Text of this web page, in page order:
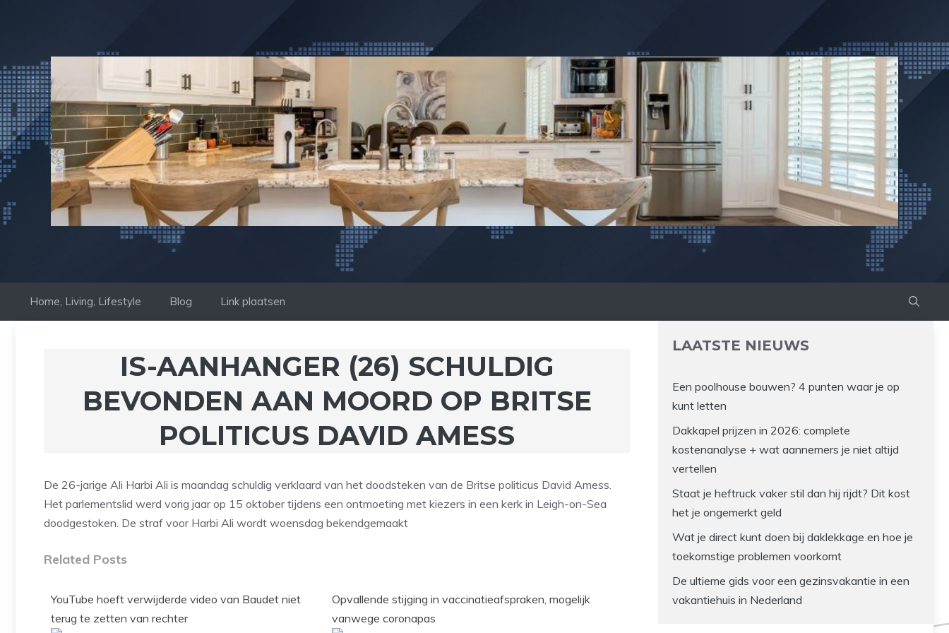
inhoud
Home, Living, Lifestyle Blog Link plaatsen
IS-AANHANGER (26) SCHULDIG
BEVONDEN AAN MOORD OP BRITSE
POLITICUS DAVID AMESS
De 26-jarige Ali Harbi Ali is maandag schuldig verklaard van het doodsteken van de Britse politicus David Amess.
Het parlementslid werd vorig jaar op 15 oktober tijdens een ontmoeting met kiezers in een kerk in Leigh-on-Sea
doodgestoken. De straf voor Harbi Ali wordt woensdag bekendgemaakt
Related Posts
YouTube hoeft verwijderde video van Baudet niet
terug te zetten van rechter
Opvallende stijging in vaccinatieafspraken, mogelijk
vanwege coronapas
LAATSTE NIEUWS
Een poolhouse bouwen? 4 punten waar je op
kunt letten
Dakkapel prijzen in 2026: complete
kostenanalyse + wat aannemers je niet altijd
vertellen
Staat je heftruck vaker stil dan hij rijdt? Dit kost
het je ongemerkt geld
Wat je direct kunt doen bij daklekkage en hoe je
toekomstige problemen voorkomt
De ultieme gids voor een gezinsvakantie in een
vakantiehuis in Nederland